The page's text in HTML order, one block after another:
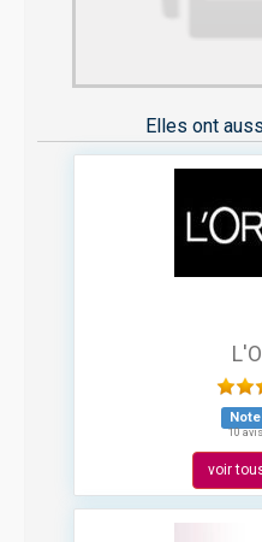
Elles ont
10
voir